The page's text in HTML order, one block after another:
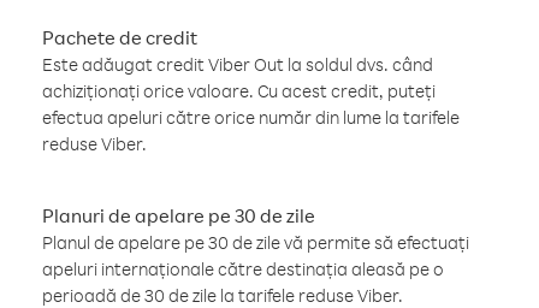
Pachete de credit
Este adăugat credit Viber Out la soldul dvs. când
achiziționați orice valoare. Cu acest credit, puteți
efectua apeluri către orice număr din lume la tarifele
reduse Viber.
Planuri de apelare pe 30 de zile
Planul de apelare pe 30 de zile vă permite să efectuați
apeluri internaționale către destinația aleasă pe o
perioadă de 30 de zile la tarifele reduse Viber.